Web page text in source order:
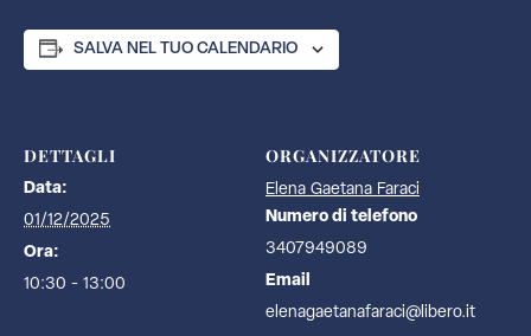
SALVA NEL TUO CALENDARIO
DETTAGLI
Data:
01/12/2025
Ora:
10:30 - 13:00
ORGANIZZATORE
Elena Gaetana Faraci
Numero di telefono
3407949089
Email
elenagaetanafaraci@libero.it